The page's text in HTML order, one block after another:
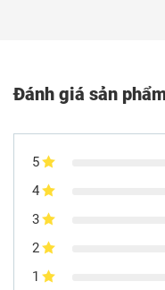
Đánh giá sản
5
4
3
2
1